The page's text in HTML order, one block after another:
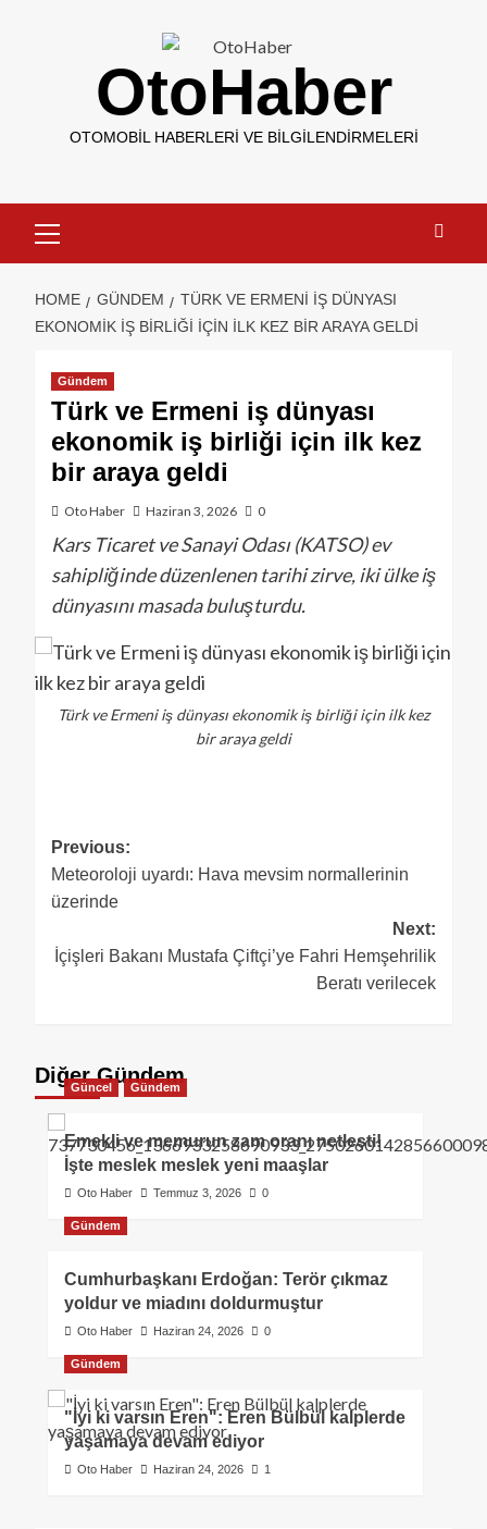
OtoHaber
OTOMOBIL HABERLERI VE BILGILENDIRMELERI
HOME GÜNDEM
TÜRK VE ERMENI IŞ DÜNYASI
EKONOMIK IŞ BIRLIĞI IÇIN ILK KEZ BIR ARAYA GELDI
Gündem
Türk ve Ermeni iş dünyası
ekonomik iş birliği için ilk kez
bir araya geldi
Oto Haber Haziran 3, 2026 0
Kars Ticaret ve Sanayi Odası (KATSO) ev
sahipliğinde düzenlenen tarihi zirve, iki ülke iş
dünyasını masada buluşturdu.
Türk ve Ermeni iş dünyası ekonomik iş birliği için ilk kez
bir araya geldi
Previous:
Meteoroloji uyardı: Hava mevsim normallerinin
üzerinde
Next:
İçişleri Bakanı Mustafa Çiftçi’ye Fahri Hemşehrilik
Beratı verilecek
Diğer Gündem
Güncel Gündem
Emekli ve memurun zam oranı netleşti!
İşte meslek meslek yeni maaşlar
Oto Haber Temmuz 3, 2026 0
Gündem
Cumhurbaşkanı Erdoğan: Terör çıkmaz
yoldur ve miadını doldurmuştur
Oto Haber Haziran 24, 2026 0
Gündem
"İyi ki varsın Eren": Eren Bülbül kalplerde
yaşamaya devam ediyor
Oto Haber Haziran 24, 2026 1